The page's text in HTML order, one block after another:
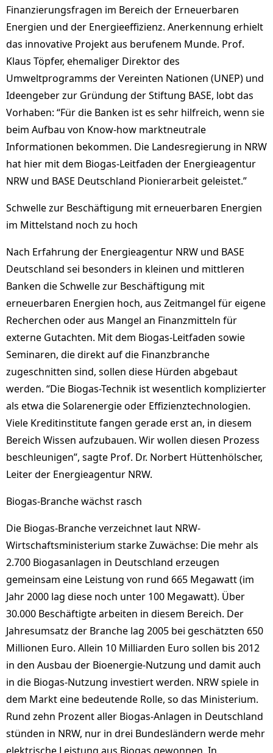
Finanzierungsfragen im Bereich der Erneuerbaren
Energien und der Energieeffizienz. Anerkennung erhielt
das innovative Projekt aus berufenem Munde. Prof.
Klaus Töpfer, ehemaliger Direktor des
Umweltprogramms der Vereinten Nationen (UNEP) und
Ideengeber zur Gründung der Stiftung BASE, lobt das
Vorhaben: “Für die Banken ist es sehr hilfreich, wenn sie
beim Aufbau von Know-how marktneutrale
Informationen bekommen. Die Landesregierung in NRW
hat hier mit dem Biogas-Leitfaden der Energieagentur
NRW und BASE Deutschland Pionierarbeit geleistet.”
Schwelle zur Beschäftigung mit erneuerbaren Energien
im Mittelstand noch zu hoch
Nach Erfahrung der Energieagentur NRW und BASE
Deutschland sei besonders in kleinen und mittleren
Banken die Schwelle zur Beschäftigung mit
erneuerbaren Energien hoch, aus Zeitmangel für eigene
Recherchen oder aus Mangel an Finanzmitteln für
externe Gutachten. Mit dem Biogas-Leitfaden sowie
Seminaren, die direkt auf die Finanzbranche
zugeschnitten sind, sollen diese Hürden abgebaut
werden. “Die Biogas-Technik ist wesentlich komplizierter
als etwa die Solarenergie oder Effizienztechnologien.
Viele Kreditinstitute fangen gerade erst an, in diesem
Bereich Wissen aufzubauen. Wir wollen diesen Prozess
beschleunigen”, sagte Prof. Dr. Norbert Hüttenhölscher,
Leiter der Energieagentur NRW.
Biogas-Branche wächst rasch
Die Biogas-Branche verzeichnet laut NRW-
Wirtschaftsministerium starke Zuwächse: Die mehr als
2.700 Biogasanlagen in Deutschland erzeugen
gemeinsam eine Leistung von rund 665 Megawatt (im
Jahr 2000 lag diese noch unter 100 Megawatt). Über
30.000 Beschäftigte arbeiten in diesem Bereich. Der
Jahresumsatz der Branche lag 2005 bei geschätzten 650
Millionen Euro. Allein 10 Milliarden Euro sollen bis 2012
in den Ausbau der Bioenergie-Nutzung und damit auch
in die Biogas-Nutzung investiert werden. NRW spiele in
dem Markt eine bedeutende Rolle, so das Ministerium.
Rund zehn Prozent aller Biogas-Anlagen in Deutschland
stünden in NRW, nur in drei Bundesländern werde mehr